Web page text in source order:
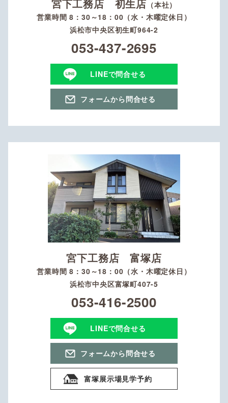
宮下工務店 初生店 （本社）
営業時間 8：30～18：00（水・木曜定休日）
浜松市中央区初生町964-2
053-437-2695
LINEで問合せる
フォームから問合せる
宮下工務店 富塚店
営業時間 8：30～18：00（水・木曜定休日）
浜松市中央区富塚町407-5
053-416-2500
LINEで問合せる
フォームから問合せる
富塚展示場見学予約